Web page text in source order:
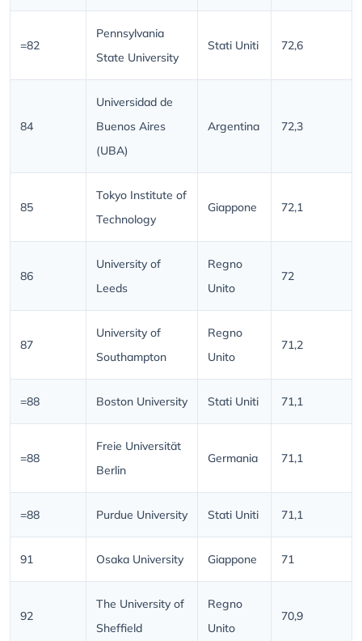
=82
Pennsylvania
State University
Stati Uniti 72,6
84
Universidad de
Buenos Aires
(UBA)
Argentina 72,3
85
Tokyo Institute of
Technology
Giappone 72,1
86
University of
Leeds
Regno
Unito
72
87
University of
Southampton
Regno
Unito
71,2
=88 Boston University Stati Uniti 71,1
=88
Freie Universität
Berlin
Germania 71,1
=88 Purdue University Stati Uniti 71,1
91 Osaka University Giappone 71
92
The University of
Sheffield
Regno
Unito
70,9